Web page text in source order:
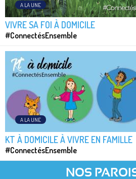
A LA UNE
VIVRE SA FOI À DOMICILE
#ConnectésEnsemble
A LA UNE
KT À DOMICILE À VIVRE EN FAMILLE
#ConnectésEnsemble
NOS